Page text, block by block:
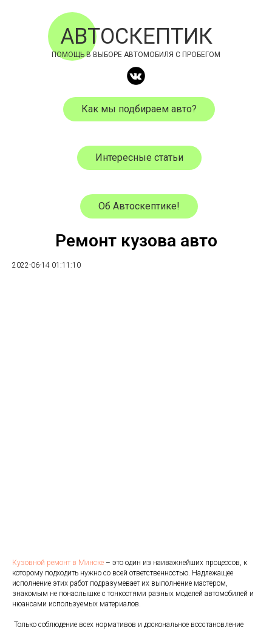
АВТОСКЕПТИК
ПОМОЩЬ В ВЫБОРЕ АВТОМОБИЛЯ С ПРОБЕГОМ
Как мы подбираем авто?
Интересные статьи
Об Автоскептике!
Ремонт кузова авто
2022-06-14 01:11:10
Кузовной ремонт в Минске – это один из наиважнейших процессов, к
которому подходить нужно со всей ответственностью. Надлежащее
исполнение этих работ подразумевает их выполнение мастером,
знакомым не понаслышке с тонкостями разных моделей автомобилей и
нюансами используемых материалов.
Только соблюдение всех нормативов и доскональное восстановление